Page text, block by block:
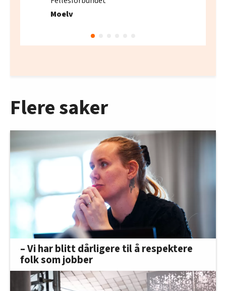
Moelv
Flere saker
– Vi har blitt dårligere til å respektere
folk som jobber